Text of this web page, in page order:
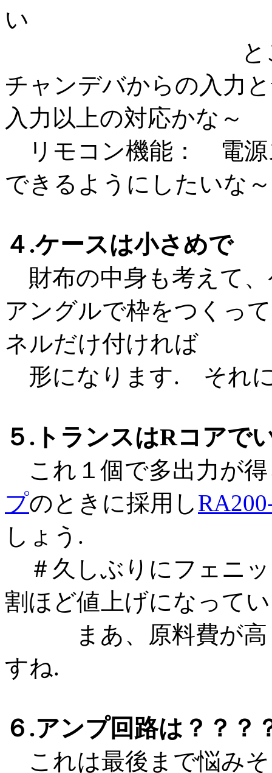
い
ところがあり
チャンデバからの入力
入力以上の対応かな～
リモコン機能： 電源
できるようにしたいな
４.ケースは小さめで
財布の中身も考えて
アングルで枠をつくっ
ネルだけ付ければ
形になります. それに
５.トランスはRコアで
これ１個で多出力が
プのときに採用し
しょう.
＃久しぶりにフェニ
割ほど値上げになって
まあ、原料費が高く
すね.
６.アンプ回路は？？？
これは最後まで悩み